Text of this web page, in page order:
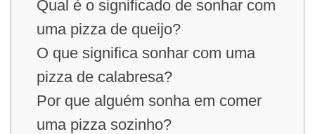
Qual é o significado de sonhar com
uma pizza de queijo?
O que significa sonhar com uma
pizza de calabresa?
Por que alguém sonha em comer
uma pizza sozinho?